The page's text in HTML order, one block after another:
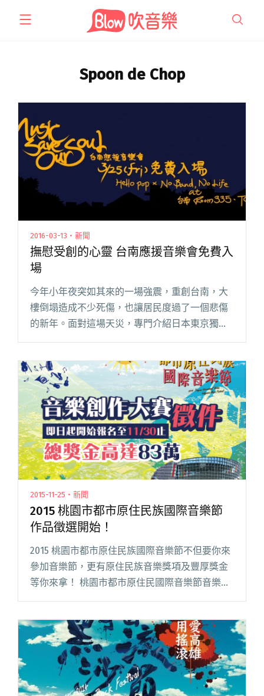
Spoon de Chop
2016-03-13・新聞
撫慰受創的心靈 台南應援音樂會免費入
場
今年小年夜突如其來的一場強震，重創台南，大
樓倒塌造成不少死傷，也讓居民度過了一個悲傷
的新年。面對這場天災，專門介紹日本東京獨立
音樂的網站 Hello Pop 和台灣的 No Band,No Life
讀全文 "撫慰受創的心靈 台南應援音樂會免費入
場"
2015-11-25・新聞
2015 桃園市都市原住民族國際音樂節
作品徵選開始！
2015 桃園市都市原住民族國際音樂節不但要你來
參加音樂節，更有原住民族音樂獎項及豐厚獎金
等你來拿！ 桃園市都市原住民國際音樂節音樂創
馬費前往桃園參加閱讀全文 "2015 桃園市都市原
住民族國際音樂節作品徵選開始！"